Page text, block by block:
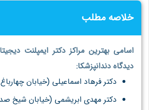
خلاصه مطلب
اسامی بهترین مراکز دکتر ایمپلنت
دیدگاه دندانپزشکا:
دکتر فرهاد اسماعیلی (خیابان چهارباغ
دکتر مهدی ابریشمی (خیابان شیخ